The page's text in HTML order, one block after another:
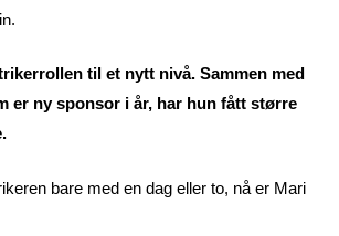
til et nytt nivå. Sammen med
er ny sponsor i år, har hun fått større
bare med en dag eller to, nå er Mari